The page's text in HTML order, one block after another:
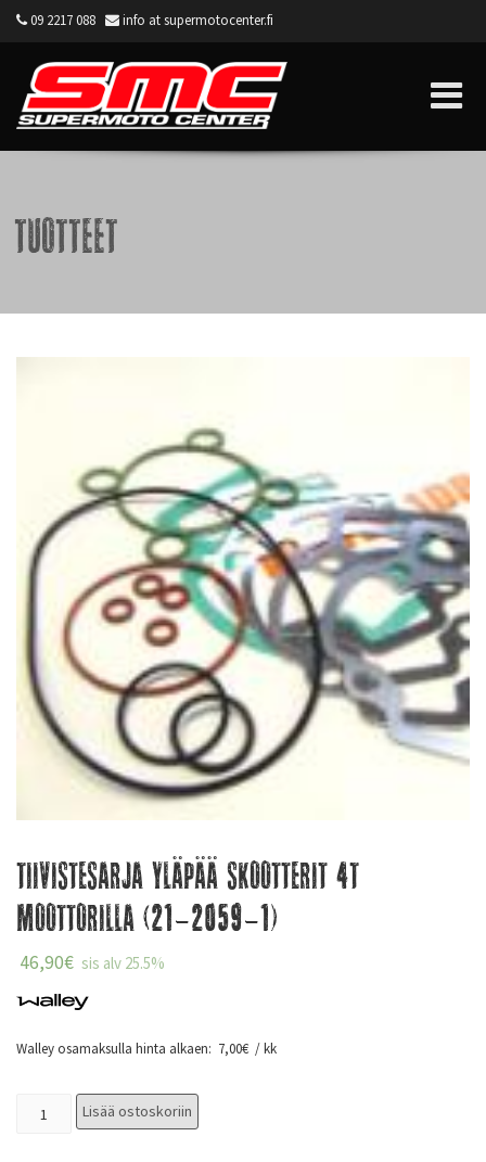
09 2217 088 info at supermotocenter.fi
Tuotteet
Tiivistesarja yläpää skootterit 4T
moottorilla (21-2059-1)
46,90€ sis alv 25.5%
Walley osamaksulla hinta alkaen: 7,00€ / kk
Lisää ostoskoriin